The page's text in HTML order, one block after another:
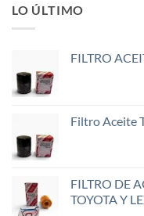
LO ÚLTIMO
FILTRO
Filtro Aceite
FILTRO DE
TOYOTA Y